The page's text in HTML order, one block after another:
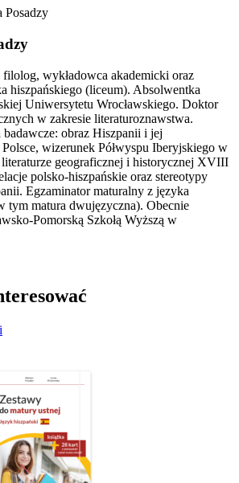
filolog, wykładowca akademicki oraz
hiszpańskiego (liceum). Absolwentka
Uniwersytetu Wrocławskiego. Doktor
w zakresie literaturoznawstwa.
badawcze: obraz Hiszpanii i jej
wizerunek Półwyspu Iberyjskiego w
geograficznej i historycznej XVIII
polsko-hiszpańskie oraz stereotypy
Egzaminator maturalny z języka
tym matura dwujęzyczna). Obecnie
Pomorską Szkołą Wyższą w